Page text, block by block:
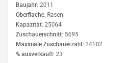
Baujahr:2011
Oberfläche: Rasen
Kapazität:25064
Zuschauerschnitt: 5695
Maximale Zuschauerzahl:24102
% ausverkauft:23